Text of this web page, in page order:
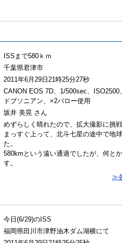
ISSまで580ｋｍ
千葉県君津市
2011年6月29日21時25分27秒
CANON EOS 7D、1/500sec、ISO2500
ドブソニアン、×2バロー使用
坂井 美晃 さん
めずらしく晴れたので、拡大撮影に挑戦
まっすぐ上って、北斗七星の途中で地
た。
580kmという遠い通過でしたが、何と
す。
≫
今日(6/29)のISS
福岡県田川市津野油木ダム湖横にて